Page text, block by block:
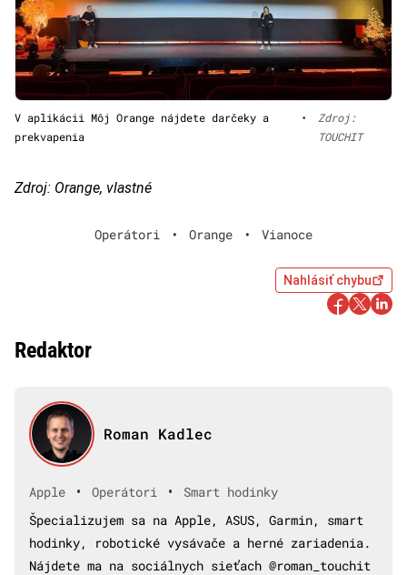
V aplikácii Môj Orange nájdete darčeky a
prekvapenia
•
Zdroj:
TOUCHIT
Zdroj: Orange, vlastné
Operátori • Orange • Vianoce
Nahlásiť chybu
Redaktor
Roman Kadlec
Apple • Operátori •
Smart hodinky
Špecializujem sa na Apple, ASUS, Garmin, smart
hodinky, robotické vysávače a herné zariadenia.
Nájdete ma na sociálnych sieťach @roman_touchit